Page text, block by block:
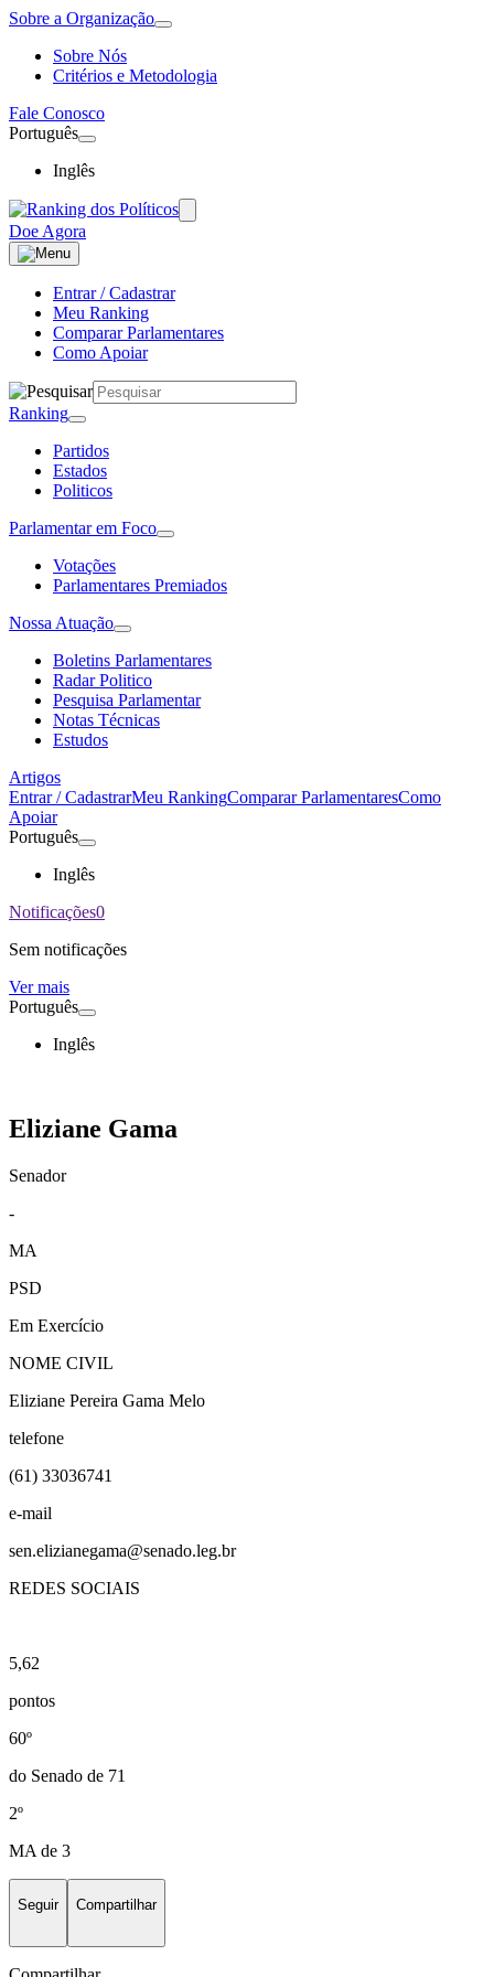
Sobre a Organização
Sobre Nós
Critérios e Metodologia
Fale Conosco
Português
Inglês
Doe Agora
Entrar / Cadastrar
Meu Ranking
Comparar Parlamentares
Como Apoiar
Ranking
Partidos
Estados
Politicos
Parlamentar em Foco
Votações
Parlamentares Premiados
Nossa Atuação
Boletins Parlamentares
Radar Politico
Pesquisa Parlamentar
Notas Técnicas
Estudos
Artigos
Entrar / CadastrarMeu RankingComparar ParlamentaresComo
Apoiar
Português
Inglês
Notificações0
Sem notificações
Ver mais
Português
Inglês
Eliziane Gama
Senador
-
MA
PSD
Em Exercício
NOME CIVIL
Eliziane Pereira Gama Melo
telefone
(61) 33036741
e-mail
sen.elizianegama@senado.leg.br
REDES SOCIAIS
5,62
pontos
60º
do Senado de 71
2º
MA de 3
Seguir Compartilhar